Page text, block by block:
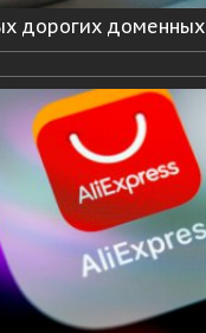
дорогих